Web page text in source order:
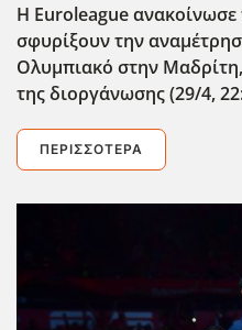
H Euroleague ανακοίνωσε
σφυρίξουν την
Ολυμπιακό στην
της διοργάνωσης (29/4,
ΠΕΡΙΣΣΌΤΕΡΑ